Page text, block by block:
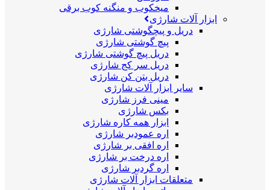
میخکوب و منگنه کوب برقی
ابزار آلات شارژی
دریل و پیچگوشتی شارژی
پیچ گوشتی شارژی
دریل پیچ گوشتی شارژی
دریل سر کج شارژی
دریل بتن کن شارژی
سایر ابزار آلات شارژی
مینی فرز شارژی
بکس شارژی
ابزار همه کاره شارژی
اره عمودبر شارژی
اره افقی بر شارژی
اره درخت بر شارژی
اره گردبر شارژی
متعلقات ابزار آلات شارژی